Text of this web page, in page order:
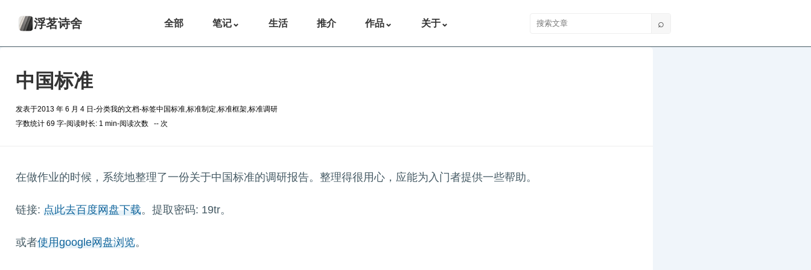
浮茗诗舍 全部 笔记⌄ 生活 推介 作品⌄ 关于⌄ 搜索文章 ⌕
中国标准
发表于2013 年 6 月 4 日 -分类我的文档-标签中国标准,标准制定,标准框架,标准调研
字数统计 69 字-阅读时长: 1 min-阅读次数 -- 次
在做作业的时候，系统地整理了一份关于中国标准的调研报告。整理得很用心，应能为入门者提供一些帮助。
链接: 点此去百度网盘下载。提取密码: 19tr。
或者使用google网盘浏览。